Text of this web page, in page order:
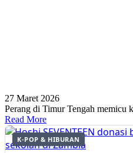
27 Maret 2026
Perang di Timur Tengah memicu
Read More
K-POP & HIBURAN